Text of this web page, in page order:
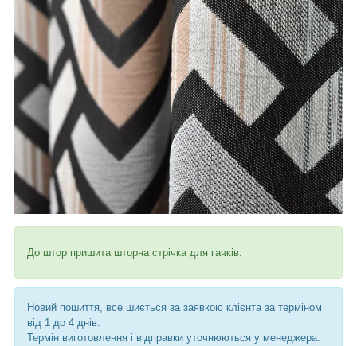
До штор пришита шторна стрічка для гачків.
Новий пошиття, все шиється за заявкою клієнта за терміном
від 1 до 4 днів.
Термін виготовлення і відправки уточнюються у менеджера.